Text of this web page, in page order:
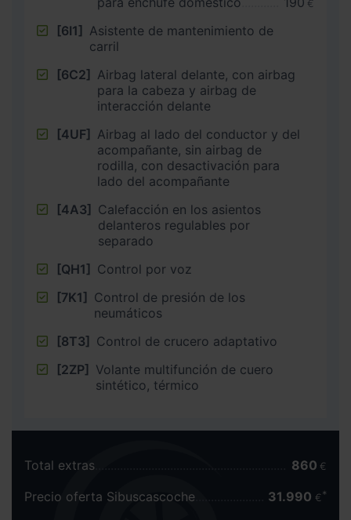
€
[6I1] Asistente de mantenimiento de
carril
[6C2] Airbag lateral delante, con airbag
para la cabeza y airbag de
interacción delante
[4UF] Airbag al lado del conductor y del
acompañante, sin airbag de
rodilla, con desactivación para
lado del acompañante
[4A3] Calefacción en los asientos
delanteros regulables por
separado
[QH1] Control por voz
[7K1] Control de presión de los
neumáticos
[8T3] Control de crucero adaptativo
[2ZP] Volante multifunción de cuero
sintético, térmico
Total extras 860 €
Precio oferta Sibuscascoche 31.990 €